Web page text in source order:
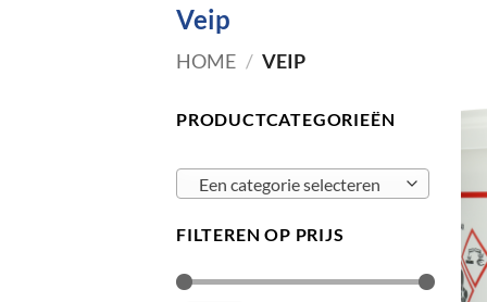
Veip
HOME / VEIP
PRODUCTCATEGORIEËN
Een categorie selecteren
FILTEREN OP PRIJS